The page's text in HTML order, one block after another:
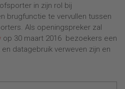
in zijn rol bij
brugfunctie te vervullen tussen
Als openingspreker zal
op 30 maart 2016 bezoekers een
datagebruik verweven zijn en